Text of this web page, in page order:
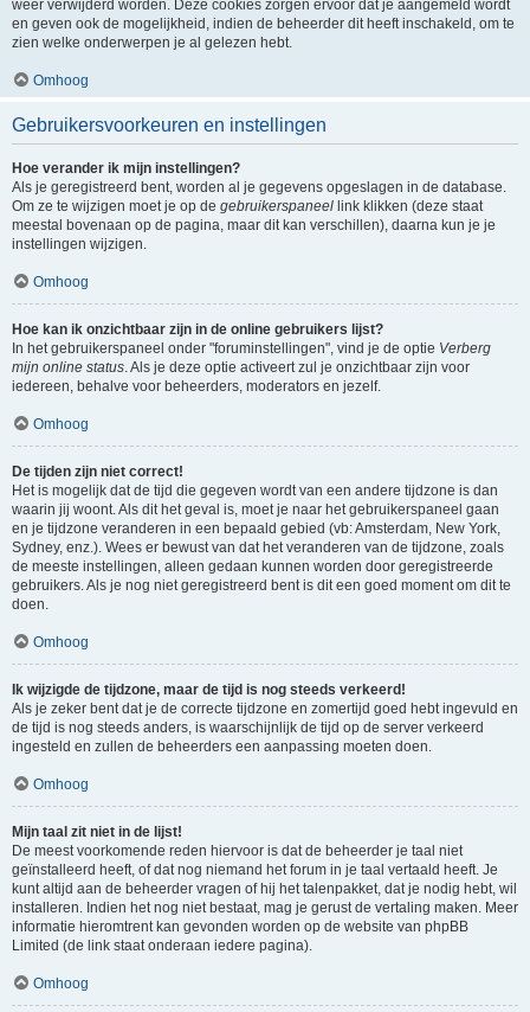
weer verwijderd worden. Deze cookies zorgen ervoor dat je aangemeld wordt
en geven ook de mogelijkheid, indien de beheerder dit heeft inschakeld, om te
zien welke onderwerpen je al gelezen hebt.
Omhoog
Gebruikersvoorkeuren en instellingen
Hoe verander ik mijn instellingen?
Als je geregistreerd bent, worden al je gegevens opgeslagen in de database.
Om ze te wijzigen moet je op de gebruikerspaneel link klikken (deze staat
meestal bovenaan op de pagina, maar dit kan verschillen), daarna kun je je
instellingen wijzigen.
Omhoog
Hoe kan ik onzichtbaar zijn in de online gebruikers lijst?
In het gebruikerspaneel onder "foruminstellingen", vind je de optie Verberg
mijn online status. Als je deze optie activeert zul je onzichtbaar zijn voor
iedereen, behalve voor beheerders, moderators en jezelf.
Omhoog
De tijden zijn niet correct!
Het is mogelijk dat de tijd die gegeven wordt van een andere tijdzone is dan
waarin jij woont. Als dit het geval is, moet je naar het gebruikerspaneel gaan
en je tijdzone veranderen in een bepaald gebied (vb: Amsterdam, New York,
Sydney, enz.). Wees er bewust van dat het veranderen van de tijdzone, zoals
de meeste instellingen, alleen gedaan kunnen worden door geregistreerde
gebruikers. Als je nog niet geregistreerd bent is dit een goed moment om dit te
doen.
Omhoog
Ik wijzigde de tijdzone, maar de tijd is nog steeds verkeerd!
Als je zeker bent dat je de correcte tijdzone en zomertijd goed hebt ingevuld en
de tijd is nog steeds anders, is waarschijnlijk de tijd op de server verkeerd
ingesteld en zullen de beheerders een aanpassing moeten doen.
Omhoog
Mijn taal zit niet in de lijst!
De meest voorkomende reden hiervoor is dat de beheerder je taal niet
geïnstalleerd heeft, of dat nog niemand het forum in je taal vertaald heeft. Je
kunt altijd aan de beheerder vragen of hij het talenpakket, dat je nodig hebt, wil
installeren. Indien het nog niet bestaat, mag je gerust de vertaling maken. Meer
informatie hieromtrent kan gevonden worden op de website van phpBB
Limited (de link staat onderaan iedere pagina).
Omhoog